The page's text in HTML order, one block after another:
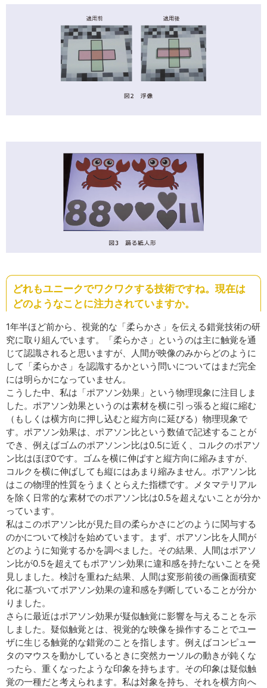
どれもユニークでワクワクする技術ですね。現在は
どのようなことに注力されていますか。
1年半ほど前から、視覚的な「柔らかさ」を伝える錯覚技術の研
究に取り組んでいます。「柔らかさ」というのは主に触覚を通
じて認識されると思いますが、人間が映像のみからどのように
して「柔らかさ」を認識するかという問いについてはまだ完全
には明らかになっていません。
こうした中、私は「ポアソン効果」という物理現象に注目しま
した。ポアソン効果というのは素材を横に引っ張ると縦に縮む
（もしくは横方向に押し込むと縦方向に延びる）物理現象で
す。ポアソン効果は、ポアソン比という数値で記述することが
でき、例えばゴムのポアソンン比は0.5に近く、コルクのポアソ
ン比はほぼ0です。ゴムを横に伸ばすと縦方向に縮みますが、
コルクを横に伸ばしても縦にはあまり縮みません。ポアソン比
はこの物理的性質をうまくとらえた指標です。メタマテリアル
を除く日常的な素材でのポアソン比は0.5を超えないことが分か
っています。
私はこのポアソン比が見た目の柔らかさにどのように関与する
のかについて検討を始めています。まず、ポアソン比を人間が
どのように知覚するかを調べました。その結果、人間はポアソ
ン比が0.5を超えてもポアソン効果に違和感を持たないことを発
見しました。検討を重ねた結果、人間は変形前後の画像面積変
化に基づいてポアソン効果の違和感を判断していることが分か
りました。
さらに最近はポアソン効果が疑似触覚に影響を与えることを示
しました。疑似触覚とは、視覚的な映像を操作することでユー
ザに生じる触覚的な錯覚のことを指します。例えばコンピュー
タのマウスを動かしているときに突然カーソルの動きが鈍くな
ったら、重くなったような印象を持ちます。その印象は疑似触
覚の一種だと考えられます。私は対象を持ち、それを横方向へ